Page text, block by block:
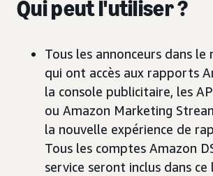
Qui peut l'utiliser ?
Tous les annonceurs dans
qui ont accès aux rapports
la console publicitaire, les
ou Amazon Marketing
la nouvelle expérience de
Tous les comptes Amazon
service seront inclus dans